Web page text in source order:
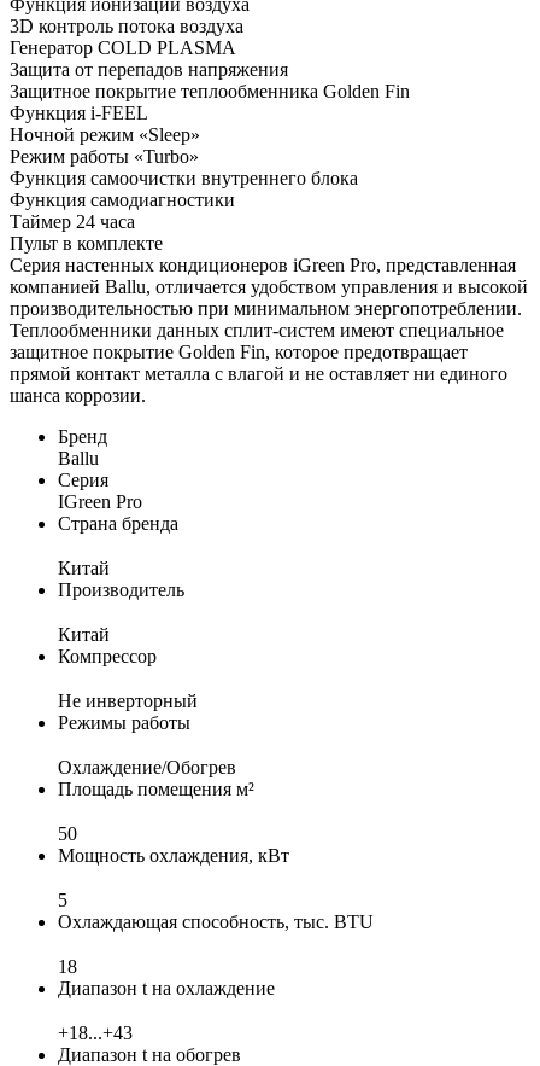
Функция ионизации воздуха
3D контроль потока воздуха
Генератор COLD PLASMA
Защита от перепадов напряжения
Защитное покрытие теплообменника Golden Fin
Функция i-FEEL
Ночной режим «Sleep»
Режим работы «Turbo»
Функция самоочистки внутреннего блока
Функция самодиагностики
Таймер 24 часа
Пульт в комплекте
Серия настенных кондиционеров iGreen Pro, представленная
компанией Ballu, отличается удобством управления и высокой
производительностью при минимальном энергопотреблении.
Теплообменники данных сплит-систем имеют специальное
защитное покрытие Golden Fin, которое предотвращает
прямой контакт металла с влагой и не оставляет ни единого
шанса коррозии.
Бренд
Ballu
Серия
IGreen Pro
Страна бренда
Китай
Производитель
Китай
Компрессор
Не инверторный
Режимы работы
Охлаждение/Обогрев
Площадь помещения м²
50
Мощность охлаждения, кВт
5
Охлаждающая способность, тыс. BTU
18
Диапазон t на охлаждение
+18...+43
Диапазон t на обогрев